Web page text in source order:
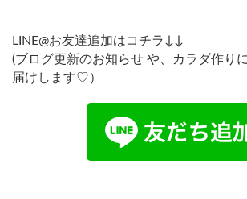
LINE@お友達追加はコチラ↓↓
(ブログ更新のお知らせ や、カラダ作り
届けします♡）